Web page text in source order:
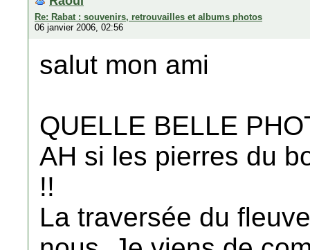
Re: Rabat : souvenirs, retrouvailles et albums photos
06 janvier 2006, 02:56
salut mon ami
QUELLE BELLE
AH si les pierres du
!!
La traversée du